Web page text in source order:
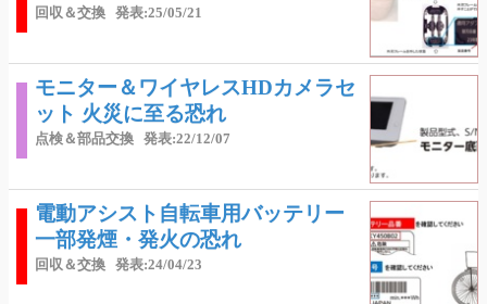
回収＆交換 発表:25/05/21
モニター＆ワイヤレスHDカメラセ
ット 火災に至る恐れ
点検＆部品交換 発表:22/12/07
電動アシスト自転車用バッテリー
一部発煙・発火の恐れ
回収＆交換 発表:24/04/23